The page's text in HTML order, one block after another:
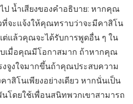
ป น้ำเสียงของคำอธิบาย: หากคุณ
ที่จะแจ้งให้คุณทราบว่าจะมีคาสิโน
แล้วคุณจะได้รับการพูดอื่น ๆ ใน
เมื่อคุณมีโอกาสมาก ถ้าหากคุณ
งจูงใจมากขึ้นถ้าคุณประสบความ
าสิโนเพียงอย่างเดียว หากนั่นเป็น
โดยใช้เพื่อนสนิทพวกเขาสามารถ